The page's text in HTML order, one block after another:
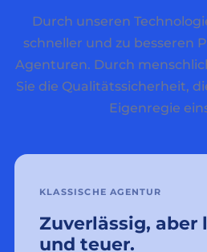
Durch unseren
schneller und zu besseren
Agenturen. Durch
Sie die Qualitätssicherheit,
Eigenregie
KLASSISCHE AGENTUR
Zuverlässig, aber
und teuer.